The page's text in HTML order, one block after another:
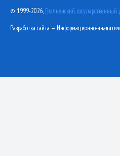
© 1999-2026, Гродненский
Разработка сайта — Информационно-